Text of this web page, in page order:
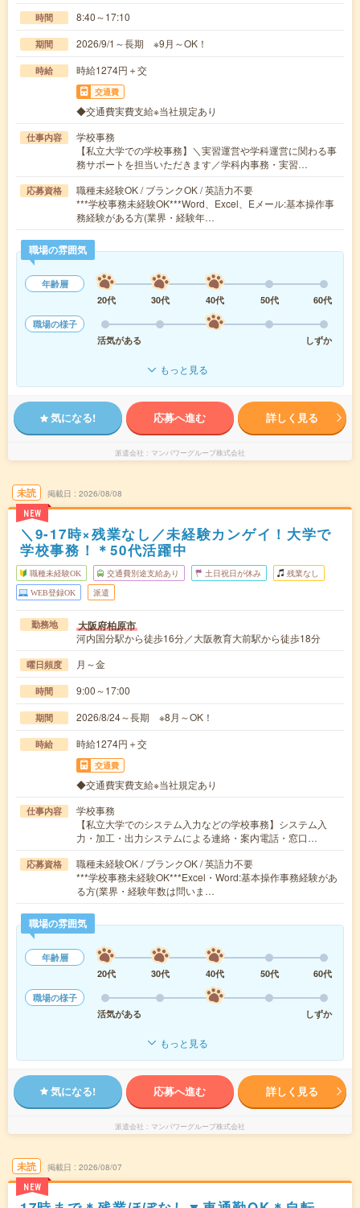
時間 8:40～17:10
期間 2026/9/1～長期 ※9月～OK！
時給 時給1274円＋交
交通費
◆交通費実費支給※当社規定あり
仕事内容
学校事務
【私立大学での学校事務】＼実習運営や学科運営に関わる事
務サポートを担当いただきます／学科内事務・実習…
応募資格
職種未経験OK / ブランクOK / 英語力不要
***学校事務未経験OK***Word、Excel、Eメール:基本操作事
務経験がある方(業界・経験年…
職場の雰囲気
年齢層
20代
30代 40代 50代
60代
職場の様子
活気がある
しずか
もっと見る
気になる! 応募へ進む 詳しく見る
派遣会社 マンパワーグループ株式会社
未読
NEW
掲載日 2026/08/08
＼9-17時×残業なし／未経験カンゲイ！大学で
学校事務！＊50代活躍中
職種未経験OK 交通費別途支給あり 土日祝日が休み 残業なし
WEB登録OK 派遣
勤務地 大阪府柏原市
河内国分駅から徒歩16分／大阪教育大前駅から徒歩18分
曜日頻度 月～金
時間 9:00～17:00
期間 2026/8/24～長期 ※8月～OK！
時給 時給1274円＋交
交通費
◆交通費実費支給※当社規定あり
仕事内容
学校事務
【私立大学でのシステム入力などの学校事務】システム入
力・加工・出力システムによる連絡・案内電話・窓口…
応募資格
職種未経験OK / ブランクOK / 英語力不要
***学校事務未経験OK***Excel・Word:基本操作事務経験があ
る方(業界・経験年数は問いま…
職場の雰囲気
年齢層
20代
30代 40代 50代
60代
職場の様子
活気がある
しずか
もっと見る
気になる! 応募へ進む 詳しく見る
派遣会社 マンパワーグループ株式会社
未読
NEW
掲載日 2026/08/07